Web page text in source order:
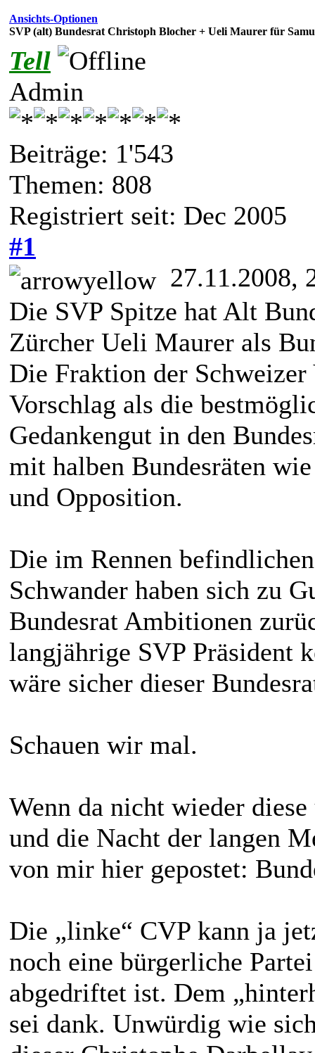
Ansichts-Optionen
SVP (alt) Bundesrat Christoph Blocher + Ueli Maurer für
Tell
Admin
Beiträge: 1'543
Themen: 808
Registriert seit: Dec 2005
#1
27.11.2008,
Die SVP Spitze hat Alt
Zürcher Ueli Maurer als
Die Fraktion der
Vorschlag als die
Gedankengut in den
mit halben Bundesräten
und Opposition.
Die im Rennen
Schwander haben sich zu
Bundesrat Ambitionen
langjährige SVP Präsident
wäre sicher dieser
Schauen wir mal.
Wenn da nicht wieder
und die Nacht der langen
von mir hier gepostet:
Die „linke“ CVP kann ja
noch eine bürgerliche
abgedriftet ist. Dem
sei dank. Unwürdig wie